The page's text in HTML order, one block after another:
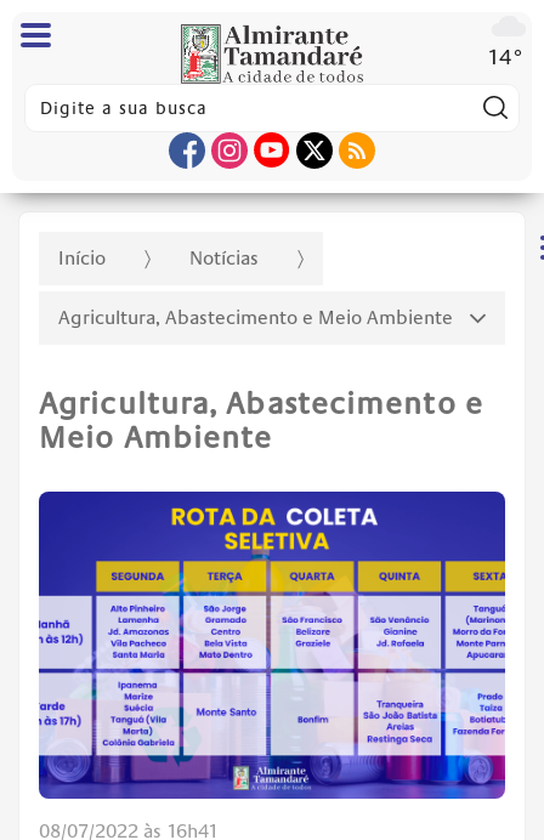
14°
Início Notícias
Agricultura, Abastecimento e Meio Ambiente
Agricultura, Abastecimento e
Meio Ambiente
08/07/2022 às 16h41